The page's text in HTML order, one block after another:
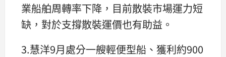
業船舶周轉率下降，目前散裝市場運力短
缺，對於支撐散裝運價也有助益。
3.慧洋9月處分一艘輕便型船、獲利約900